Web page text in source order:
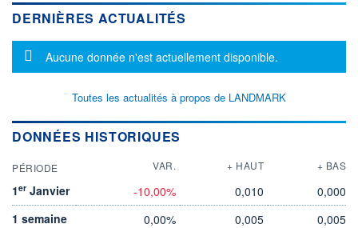
DERNIÈRES ACTUALITÉS
Message d'information
Aucune donnée n'est actuellement disponible.
Toutes les actualités à propos de LANDMARK
DONNÉES HISTORIQUES
PÉRIODE VAR. + HAUT + BAS
1er Janvier -10,00% 0,010
0,000
1 semaine
0,00% 0,005
0,005